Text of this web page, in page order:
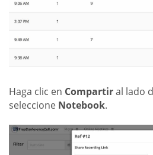
Haga clic en Compartiral lado
seleccione Notebook.